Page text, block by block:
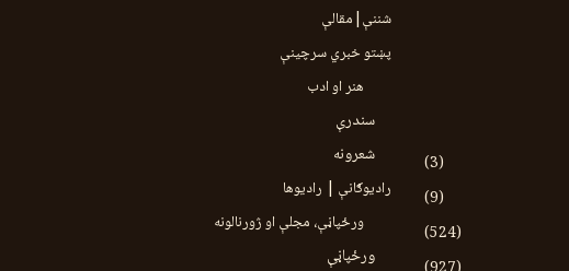
(3)
(9)
(524)
شننې|مقالې
پښتو خبري سرچينې
هنر او ادب
سندرې
شعرونه
رادیوګانې | رادیوها
ورځپاڼې، مجلې او ژورنالونه
ورځپاڼې